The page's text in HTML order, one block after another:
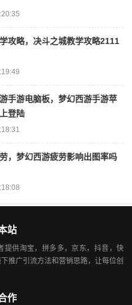
攻略，决斗之城教学攻略2111
手游电脑板，梦幻西游手游苹
登陆
，梦幻西游疲劳影响出图率吗
站
提供淘宝，拼多多，京东，抖音，快
推广引流方法和营销思路，让每位创
作